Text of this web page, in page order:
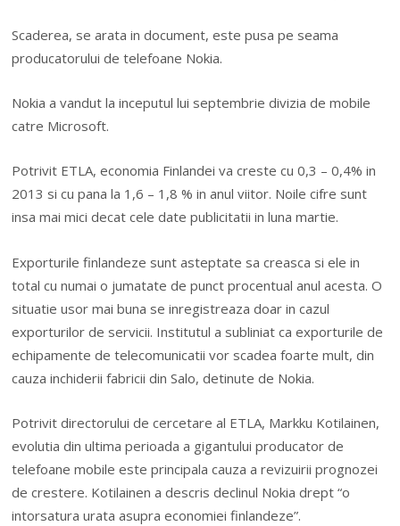
Scaderea, se arata in document, este pusa pe seama
producatorului de telefoane Nokia.
Nokia a vandut la inceputul lui septembrie divizia de mobile
catre Microsoft.
Potrivit ETLA, economia Finlandei va creste cu 0,3 – 0,4% in
2013 si cu pana la 1,6 – 1,8 % in anul viitor. Noile cifre sunt
insa mai mici decat cele date publicitatii in luna martie.
Exporturile finlandeze sunt asteptate sa creasca si ele in
total cu numai o jumatate de punct procentual anul acesta. O
situatie usor mai buna se inregistreaza doar in cazul
exporturilor de servicii. Institutul a subliniat ca exporturile de
echipamente de telecomunicatii vor scadea foarte mult, din
cauza inchiderii fabricii din Salo, detinute de Nokia.
Potrivit directorului de cercetare al ETLA, Markku Kotilainen,
evolutia din ultima perioada a gigantului producator de
telefoane mobile este principala cauza a revizuirii prognozei
de crestere. Kotilainen a descris declinul Nokia drept “o
intorsatura urata asupra economiei finlandeze”.